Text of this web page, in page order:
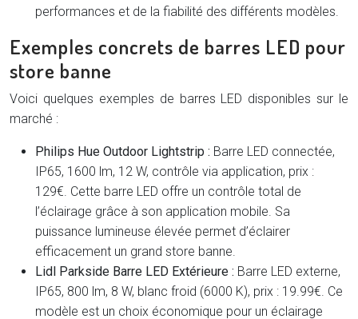
performances et de la fiabilité des différents modèles.
Exemples concrets de barres LED pour
store banne
Voici quelques exemples de barres LED disponibles sur le
marché :
Philips Hue Outdoor Lightstrip : Barre LED connectée,
IP65, 1600 lm, 12 W, contrôle via application, prix :
129€. Cette barre LED offre un contrôle total de
l’éclairage grâce à son application mobile. Sa
puissance lumineuse élevée permet d’éclairer
efficacement un grand store banne.
Lidl Parkside Barre LED Extérieure : Barre LED externe,
IP65, 800 lm, 8 W, blanc froid (6000 K), prix : 19.99€. Ce
modèle est un choix économique pour un éclairage